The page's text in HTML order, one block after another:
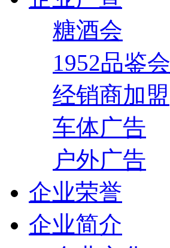
糖酒会
1952品鉴会
经销商加盟
车体广告
户外广告
企业荣誉
企业简介